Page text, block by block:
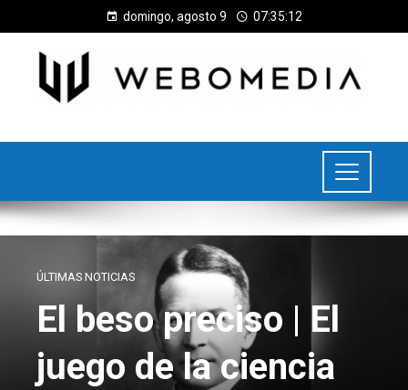
domingo, agosto 9 07:35:13
ÚLTIMAS NOTICIAS
El beso preciso | El
juego de la ciencia